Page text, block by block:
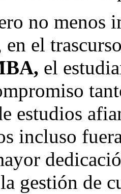
no menos
el
el
estudios
incluso
gestión de